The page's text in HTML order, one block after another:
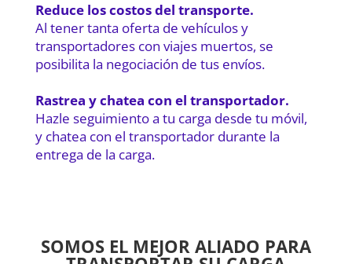
Reduce los costos del transporte.
Al tener tanta oferta de vehículos y
transportadores con viajes muertos, se
posibilita la negociación de tus envíos.
Rastrea y chatea con el transportador.
Hazle seguimiento a tu carga desde tu móvil,
y chatea con el transportador durante la
entrega de la carga.
SOMOS EL MEJOR ALIADO PARA